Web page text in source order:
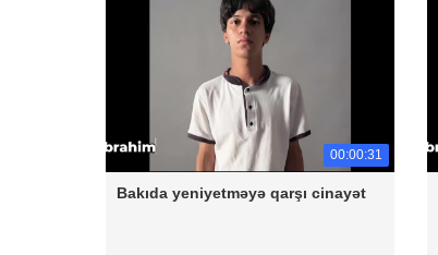
00:00:31
Bakıda yeniyetməyə qarşı cinayət